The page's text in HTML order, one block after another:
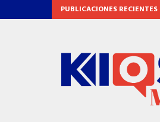
PUBLICACIONES RECIENTES
CINERAMA DOME